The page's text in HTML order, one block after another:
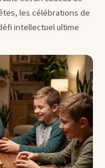
les célébrations de
intellectuel ultime